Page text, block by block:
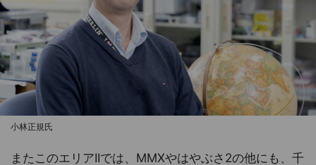
小林正規氏
またこのエリアIIでは、MMXやはやぶさ2の他にも、千